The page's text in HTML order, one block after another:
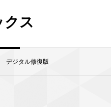
クス
デジタル修復版